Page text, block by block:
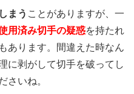
まう ことがありますが、一
用済み切手の疑惑を持たれ
あります。間違えた時なん
に剥がして切手を破ってし
さいね。